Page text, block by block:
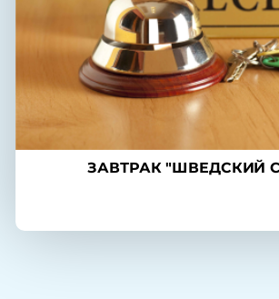
ЗАВТРАК "ШВЕДСКИЙ